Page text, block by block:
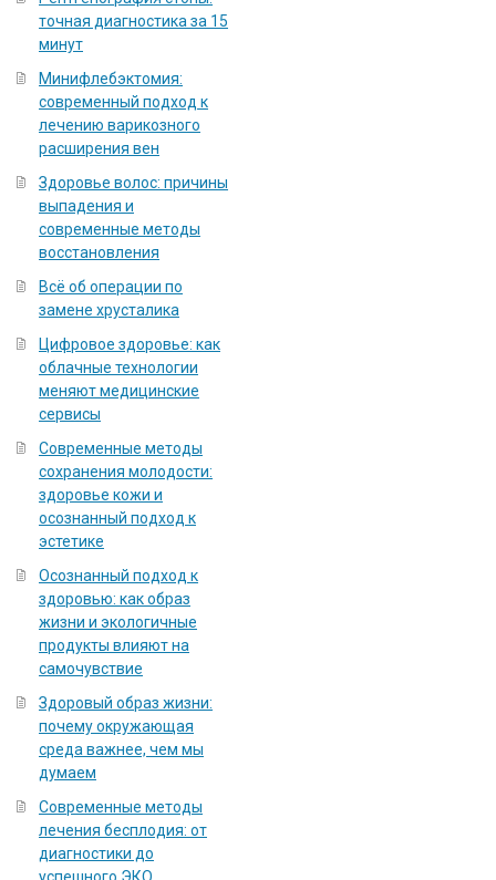
точная диагностика за 15
минут
Минифлебэктомия:
современный подход к
лечению варикозного
расширения вен
Здоровье волос: причины
выпадения и
современные методы
восстановления
Всё об операции по
замене хрусталика
Цифровое здоровье: как
облачные технологии
меняют медицинские
сервисы
Современные методы
сохранения молодости:
здоровье кожи и
осознанный подход к
эстетике
Осознанный подход к
здоровью: как образ
жизни и экологичные
продукты влияют на
самочувствие
Здоровый образ жизни:
почему окружающая
среда важнее, чем мы
думаем
Современные методы
лечения бесплодия: от
диагностики до